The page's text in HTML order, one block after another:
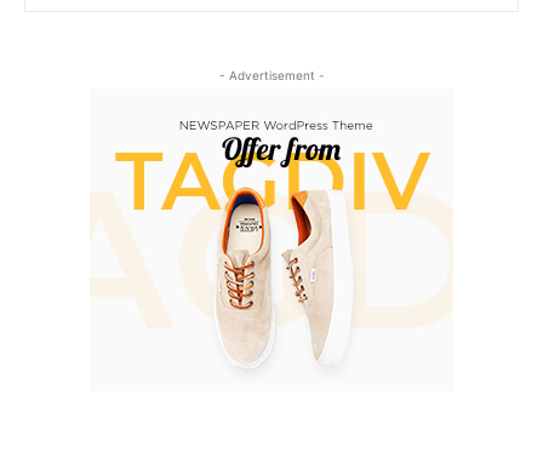
- Advertisement -